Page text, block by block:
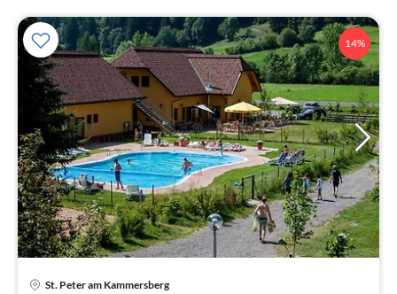
14%
St. Peter am Kammersberg